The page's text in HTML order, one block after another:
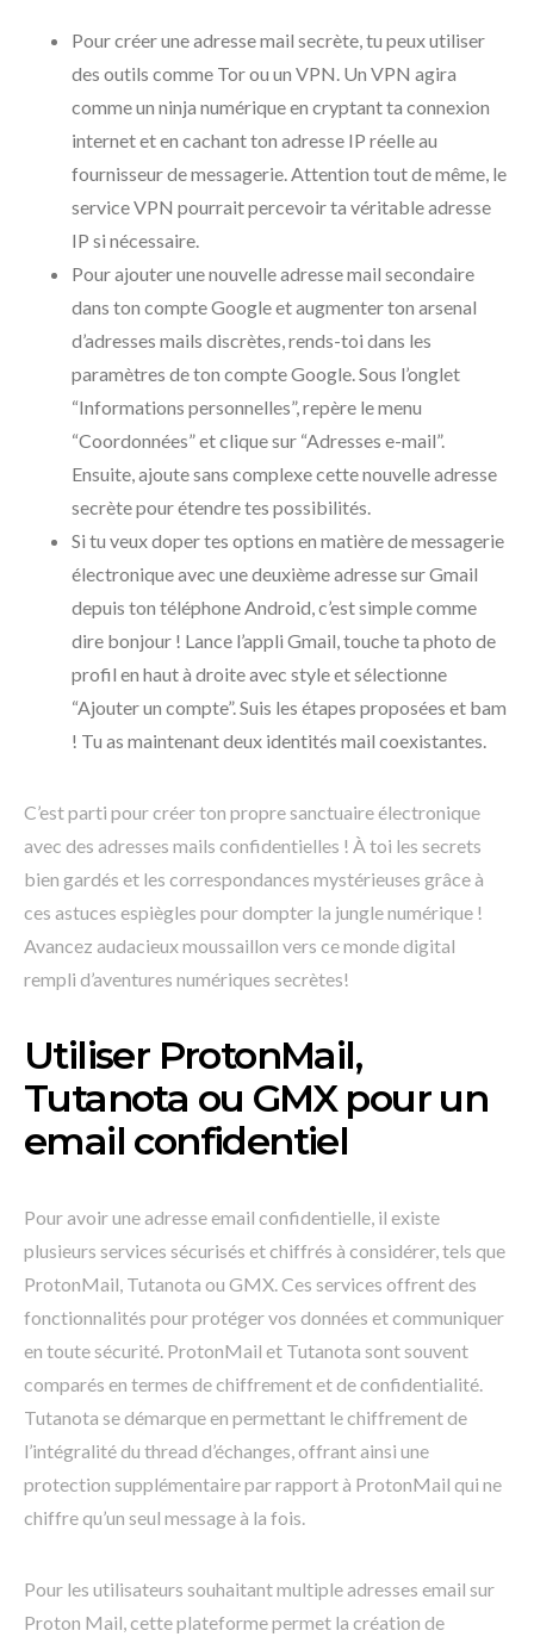
Pour créer une adresse mail secrète, tu peux utiliser
des outils comme Tor ou un VPN. Un VPN agira
comme un ninja numérique en cryptant ta connexion
internet et en cachant ton adresse IP réelle au
fournisseur de messagerie. Attention tout de même, le
service VPN pourrait percevoir ta véritable adresse
IP si nécessaire.
Pour ajouter une nouvelle adresse mail secondaire
dans ton compte Google et augmenter ton arsenal
d’adresses mails discrètes, rends-toi dans les
paramètres de ton compte Google. Sous l’onglet
“Informations personnelles”, repère le menu
“Coordonnées” et clique sur “Adresses e-mail”.
Ensuite, ajoute sans complexe cette nouvelle adresse
secrète pour étendre tes possibilités.
Si tu veux doper tes options en matière de messagerie
électronique avec une deuxième adresse sur Gmail
depuis ton téléphone Android, c’est simple comme
dire bonjour ! Lance l’appli Gmail, touche ta photo de
profil en haut à droite avec style et sélectionne
“Ajouter un compte”. Suis les étapes proposées et bam
! Tu as maintenant deux identités mail coexistantes.
C’est parti pour créer ton propre sanctuaire électronique
avec des adresses mails confidentielles ! À toi les secrets
bien gardés et les correspondances mystérieuses grâce à
ces astuces espiègles pour dompter la jungle numérique !
Avancez audacieux moussaillon vers ce monde digital
rempli d’aventures numériques secrètes!
Utiliser ProtonMail,
Tutanota ou GMX pour un
email confidentiel
Pour avoir une adresse email confidentielle, il existe
plusieurs services sécurisés et chiffrés à considérer, tels que
ProtonMail, Tutanota ou GMX. Ces services offrent des
fonctionnalités pour protéger vos données et communiquer
en toute sécurité. ProtonMail et Tutanota sont souvent
comparés en termes de chiffrement et de confidentialité.
Tutanota se démarque en permettant le chiffrement de
l’intégralité du thread d’échanges, offrant ainsi une
protection supplémentaire par rapport à ProtonMail qui ne
chiffre qu’un seul message à la fois.
Pour les utilisateurs souhaitant multiple adresses email sur
Proton Mail, cette plateforme permet la création de